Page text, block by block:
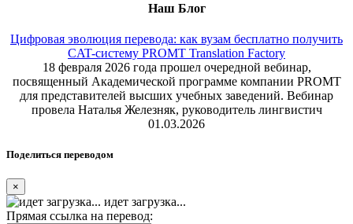
Наш Блог
Цифровая эволюция перевода: как вузам бесплатно получить
CAT-систему PROMT Translation Factory
18 февраля 2026 года прошел очередной вебинар,
посвященный Академической программе компании PROMT
для представителей высших учебных заведений. Вебинар
провела Наталья Железняк, руководитель лингвистич
01.03.2026
Поделиться переводом
×
идет загрузка...
Прямая ссылка на перевод: